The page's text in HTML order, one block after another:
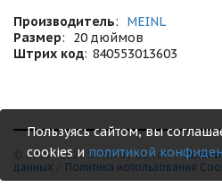
Производитель:
MEINL
Размер:
20 дюймов
Штрих код: 840553013603
© 1999 - 2026 Shamray Guitars /
данных
Политика использования
Пользуясь сайтом, вы
cookies и политикой